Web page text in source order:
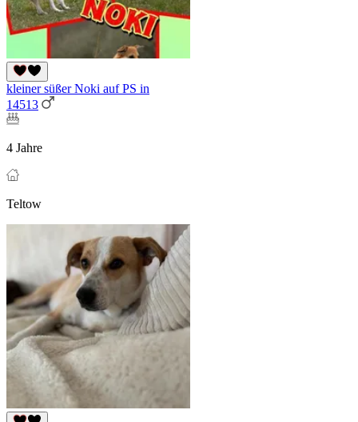
kleiner süßer Noki auf PS in
14513
4 Jahre
Teltow